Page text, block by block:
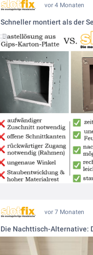
vor 4 Monaten
Schneller montiert als der
vor 7 Monaten